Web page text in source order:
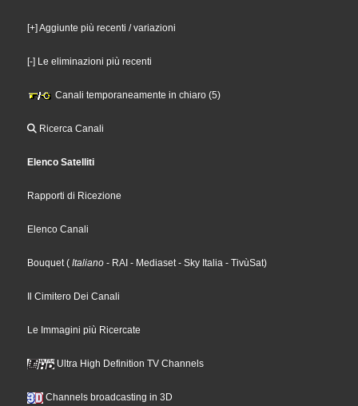
[+] Aggiunte più recenti / variazioni
[-] Le eliminazioni più recenti
Canali temporaneamente in chiaro (5)
Ricerca Canali
Elenco Satelliti
Rapporti di Ricezione
Elenco Canali
Bouquet( Italiano - RAI - Mediaset- Sky Italia - TivùSat)
Il Cimitero Dei Canali
Le Immagini più Ricercate
Ultra High Definition TV Channels
Channels broadcasting in 3D